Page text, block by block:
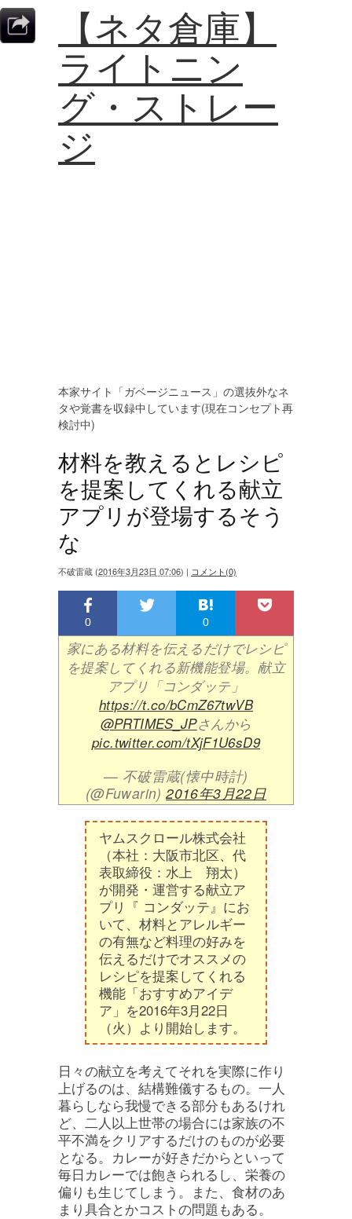
【ネタ倉庫】
ライトニン
グ・ストレー
ジ
本家サイト「ガベージニュース」の選抜外なネ
タや覚書を収録中しています(現在コンセプト再
検討中)
材料を教えるとレシピ
を提案してくれる献立
アプリが登場するそう
な
不破雷蔵 (2016年3月23日 07:06) | コメント(0)
0 0
家にある材料を伝えるだけでレシピ
を提案してくれる新機能登場。献立
アプリ「コンダッテ」
https://t.co/bCmZ67twVB
@PRTIMES_JPさんから
pic.twitter.com/tXjF1U6sD9
— 不破雷蔵(懐中時計)
(@Fuwarin)2016年3月22日
ヤムスクロール株式会社
（本社：大阪市北区、代
表取締役：水上 翔太）
が開発・運営する献立ア
プリ『 コンダッテ』にお
いて、材料とアレルギー
の有無など料理の好みを
伝えるだけでオススメの
レシピを提案してくれる
機能「おすすめアイデ
ア」を2016年3月22日
（火）より開始します。
日々の献立を考えてそれを実際に作り
上げるのは、結構難儀するもの。一人
暮らしなら我慢できる部分もあるけれ
ど、二人以上世帯の場合には家族の不
平不満をクリアするだけのものが必要
となる。カレーが好きだからといって
毎日カレーでは飽きられるし、栄養の
偏りも生じてしまう。また、食材のあ
まり具合とかコストの問題もある。